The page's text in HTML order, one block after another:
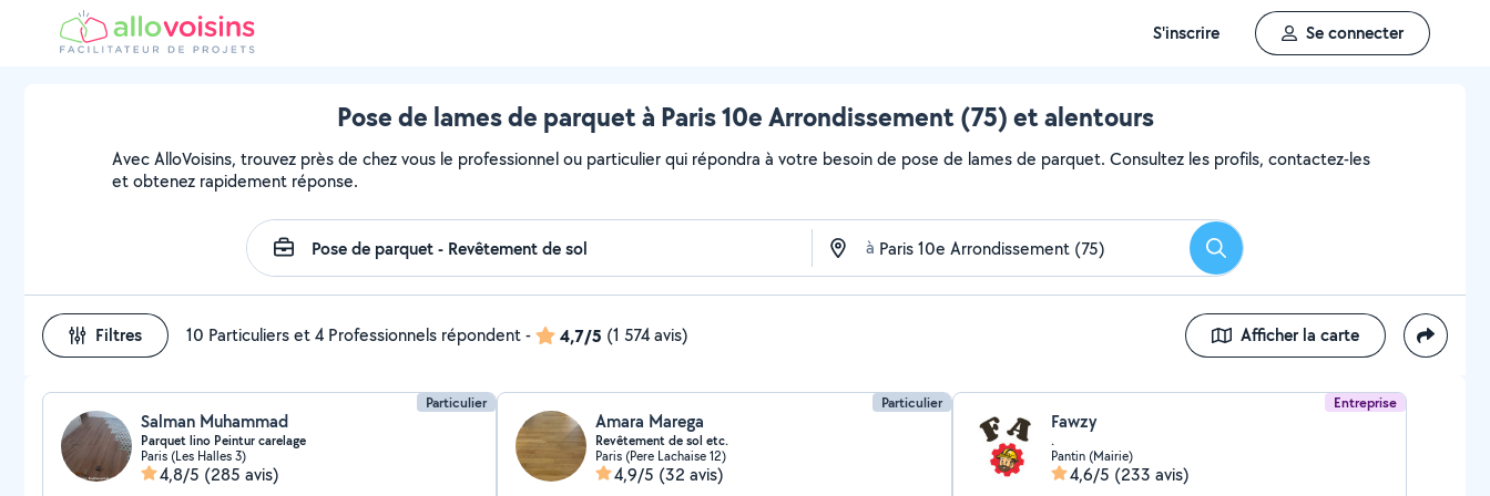
S'inscrire Se connecter
Pose de lames de parquet à Paris 10e Arrondissement (75) et alentours
Avec AlloVoisins, trouvez près de chez vous le professionnel ou particulier qui répondra à votre besoin de pose de lames de parquet. Consultez les profils, contactez-les
et obtenez rapidement réponse.
à Rechercher
Filtres 10 Particuliers et 4 Professionnels répondent- 4,7/5 (1 574 avis) Afficher la carte
Particulier
Salman Muhammad
Parquet lino Peintur carelage
Paris (Les Halles 3)
4,8/5 (285 avis)
Particulier
Amara Marega
Revêtement de sol etc.
Paris (Pere Lachaise 12)
4,9/5 (32 avis)
Entreprise
Fawzy
.
Pantin (Mairie)
4,6/5 (233 avis)